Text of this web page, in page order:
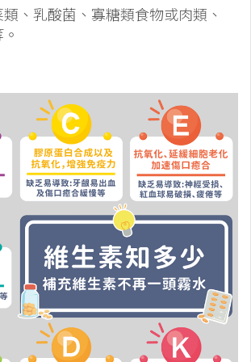
、乳酸菌、寡糖類食物或肉類、